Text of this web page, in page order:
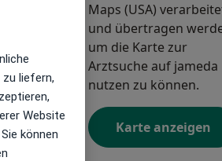
Do,
13 Aug
Fr,
14 Aug
Maps (USA)
und übertragen
um die Karte zur
Arztsuche auf jameda
nutzen zu können.
Karte anzeigen
liefern,
Website
können